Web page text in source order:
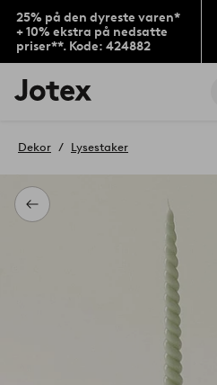
25% på den dyreste varen*
+ 10% ekstra på nedsatte
priser**. Kode: 424882
Jotex’
logo
til
Tilbake
Dekor Lysestaker